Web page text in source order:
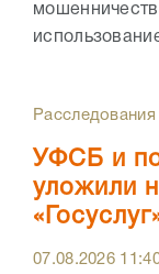
Расследования
УФСБ и
уложили
07.08.2026